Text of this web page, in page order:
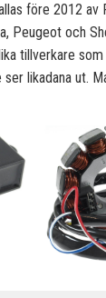
före 2012
Peugeot och
tillverkare
likadana ut.